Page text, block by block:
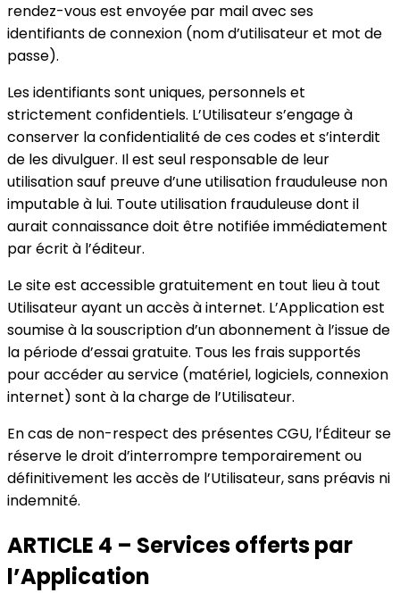
rendez-vous est envoyée par mail avec ses
identifiants de connexion (nom d’utilisateur et mot de
passe).
Les identifiants sont uniques, personnels et
strictement confidentiels. L’Utilisateur s’engage à
conserver la confidentialité de ces codes et s’interdit
de les divulguer. Il est seul responsable de leur
utilisation sauf preuve d’une utilisation frauduleuse non
imputable à lui. Toute utilisation frauduleuse dont il
aurait connaissance doit être notifiée immédiatement
par écrit à l’éditeur.
Le site est accessible gratuitement en tout lieu à tout
Utilisateur ayant un accès à internet. L’Application est
soumise à la souscription d’un abonnement à l’issue de
la période d’essai gratuite. Tous les frais supportés
pour accéder au service (matériel, logiciels, connexion
internet) sont à la charge de l’Utilisateur.
En cas de non-respect des présentes CGU, l’Éditeur se
réserve le droit d’interrompre temporairement ou
définitivement les accès de l’Utilisateur, sans préavis ni
indemnité.
ARTICLE 4 – Services offerts par
l’Application